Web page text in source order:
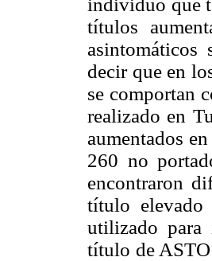
individuo que
títulos
decir que en
se comportan
realizado en
aumentados
260 no
encontraron
título
utilizado para
título de ASTO